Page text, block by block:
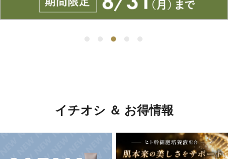
イチオシ ＆ お得情報